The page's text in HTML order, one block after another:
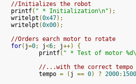
//Initializes the robot
	printf
( " * Initialization\n" );
	writelpt
(0x47);
	writelpt
(0x00);
//Orders earch motor to rotate
for( j=0; j<6; j++)
{
		printf
( " * Test of motor
//...with the correct tempo
		tempo
= ( j == 0) ? 2000: 1500